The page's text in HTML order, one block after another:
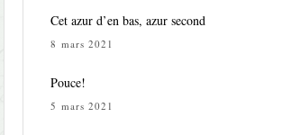
Cet azur d’en bas, azur second
8 mars 2021
Pouce!
5 mars 2021